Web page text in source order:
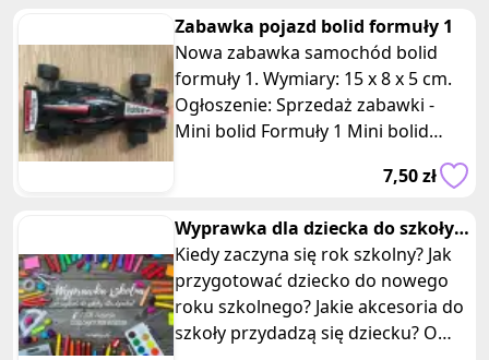
Zabawka pojazd bolid formuły 1
Nowa zabawka samochód bolid
formuły 1. Wymiary: 15 x 8 x 5 cm.
Ogłoszenie: Sprzedaż zabawki -
Mini bolid Formuły 1 Mini bolid
Formuły 1, który z pewnością wzb
7,50 zł
Wyprawka dla dziecka do szkoły -
co wybrać? Nowy rok szkolny
Kiedy zaczyna się rok szkolny? Jak
przygotować dziecko do nowego
roku szkolnego? Jakie akcesoria do
szkoły przydadzą się dziecku? O